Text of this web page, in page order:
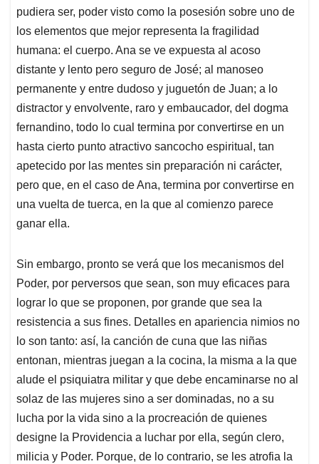
pudiera ser, poder visto como la posesión sobre uno de
los elementos que mejor representa la fragilidad
humana: el cuerpo. Ana se ve expuesta al acoso
distante y lento pero seguro de José; al manoseo
permanente y entre dudoso y juguetón de Juan; a lo
distractor y envolvente, raro y embaucador, del dogma
fernandino, todo lo cual termina por convertirse en un
hasta cierto punto atractivo sancocho espiritual, tan
apetecido por las mentes sin preparación ni carácter,
pero que, en el caso de Ana, termina por convertirse en
una vuelta de tuerca, en la que al comienzo parece
ganar ella.
Sin embargo, pronto se verá que los mecanismos del
Poder, por perversos que sean, son muy eficaces para
lograr lo que se proponen, por grande que sea la
resistencia a sus fines. Detalles en apariencia nimios no
lo son tanto: así, la canción de cuna que las niñas
entonan, mientras juegan a la cocina, la misma a la que
alude el psiquiatra militar y que debe encaminarse no al
solaz de las mujeres sino a ser dominadas, no a su
lucha por la vida sino a la procreación de quienes
designe la Providencia a luchar por ella, según clero,
milicia y Poder. Porque, de lo contrario, se les atrofia la